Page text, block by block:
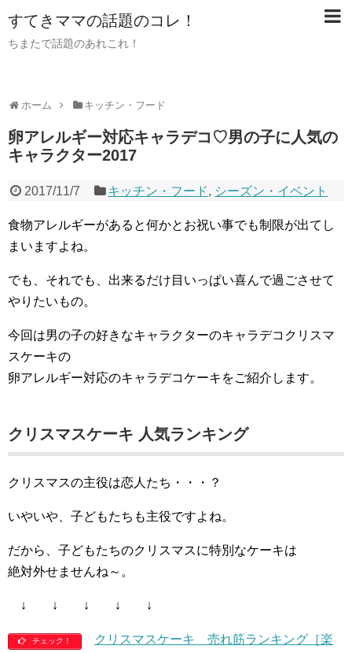
すてきママの話題のコレ！
ちまたで話題のあれこれ！
ホーム キッチン・フード
卵アレルギー対応キャラデコ♡男の子に人気の
キャラクター2017
2017/11/7 キッチン・フード, シーズン・イベント
食物アレルギーがあると何かとお祝い事でも制限が出てし
まいますよね。
でも、それでも、出来るだけ目いっぱい喜んで過ごさせて
やりたいもの。
今回は男の子の好きなキャラクターのキャラデコクリスマ
スケーキの
卵アレルギー対応のキャラデコケーキをご紹介します。
クリスマスケーキ 人気ランキング
クリスマスの主役は恋人たち・・・？
いやいや、子どもたちも主役ですよね。
だから、子どもたちのクリスマスに特別なケーキは
絶対外せませんね～。
↓ ↓ ↓ ↓ ↓
チェック！
クリスマスケーキ 売れ筋ランキング［楽